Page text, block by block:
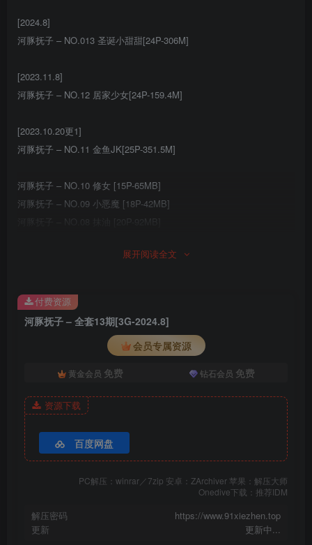
[2024.8]
河豚抚子 – NO.013 圣诞小甜甜[24P-306M]
[2023.11.8]
河豚抚子 – NO.12 居家少女[24P-159.4M]
[2023.10.20更1]
河豚抚子 – NO.11 金鱼JK[25P-351.5M]
河豚抚子 – NO.10 修女 [15P-65MB]
河豚抚子 – NO.09 小恶魔 [18P-42MB]
河豚抚子 – NO.06 居家比基尼 [18P-117MB]
河豚抚子 – NO.04 那年喜欢的女孩 _ 其一 [34P-711MB]
河豚抚子 – NO.03 和春天有个约会 [22P-426MB]
河豚抚子 – NO.02 温泉 [14P-132MB]
河豚抚子 – NO.01 夏日比基尼 蜜桃臀 [28P-43MB]
展开阅读全文
河豚抚子 – 全套13期[3G-2024.8]
会员专属资源
黄金会员 免费 钻石会员 免费
资源下载
百度网盘
PC解压：winrar／7zip 安卓：ZArchiver 苹果：解压大师
Onedive下载：推荐IDM
解压密码
https://www.91xiezhen.top
更新
更新中...
付费资源